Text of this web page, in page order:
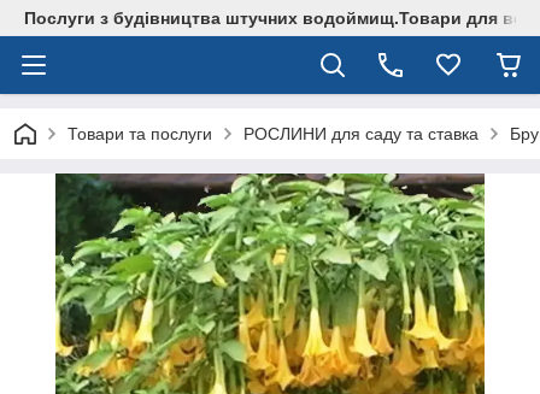
Послуги з будівництва штучних водоймищ.Товари для
Товари та послуги РОСЛИНИ для саду та ставка